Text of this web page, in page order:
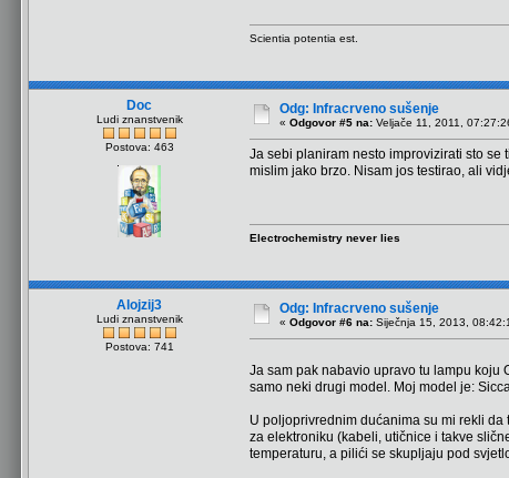
Scientia potentia est.
Doc
Ludi znanstvenik
Postova: 463
Odg: Infracrveno sušenje
« Odgovor #5 na: Veljače 11, 2011,
Ja sebi planiram nesto improvizirati sto se
mislim jako brzo. Nisam jos testirao, ali
Electrochemistry never lies
Alojzij3
Ludi znanstvenik
Postova: 741
Odg: Infracrveno sušenje
« Odgovor #6 na: Siječnja 15, 2013,
Ja sam pak nabavio upravo tu lampu koju
samo neki drugi model. Moj model je:
U poljoprivrednim dućanima su mi rekli
za elektroniku (kabeli, utičnice i takve
temperaturu, a pilići se skupljaju pod